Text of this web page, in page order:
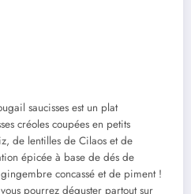
saucisses est un plat
créoles coupées en petits
de lentilles de Cilaos et de
épicée à base de dés de
concassé et de piment !
pourrez déguster partout sur